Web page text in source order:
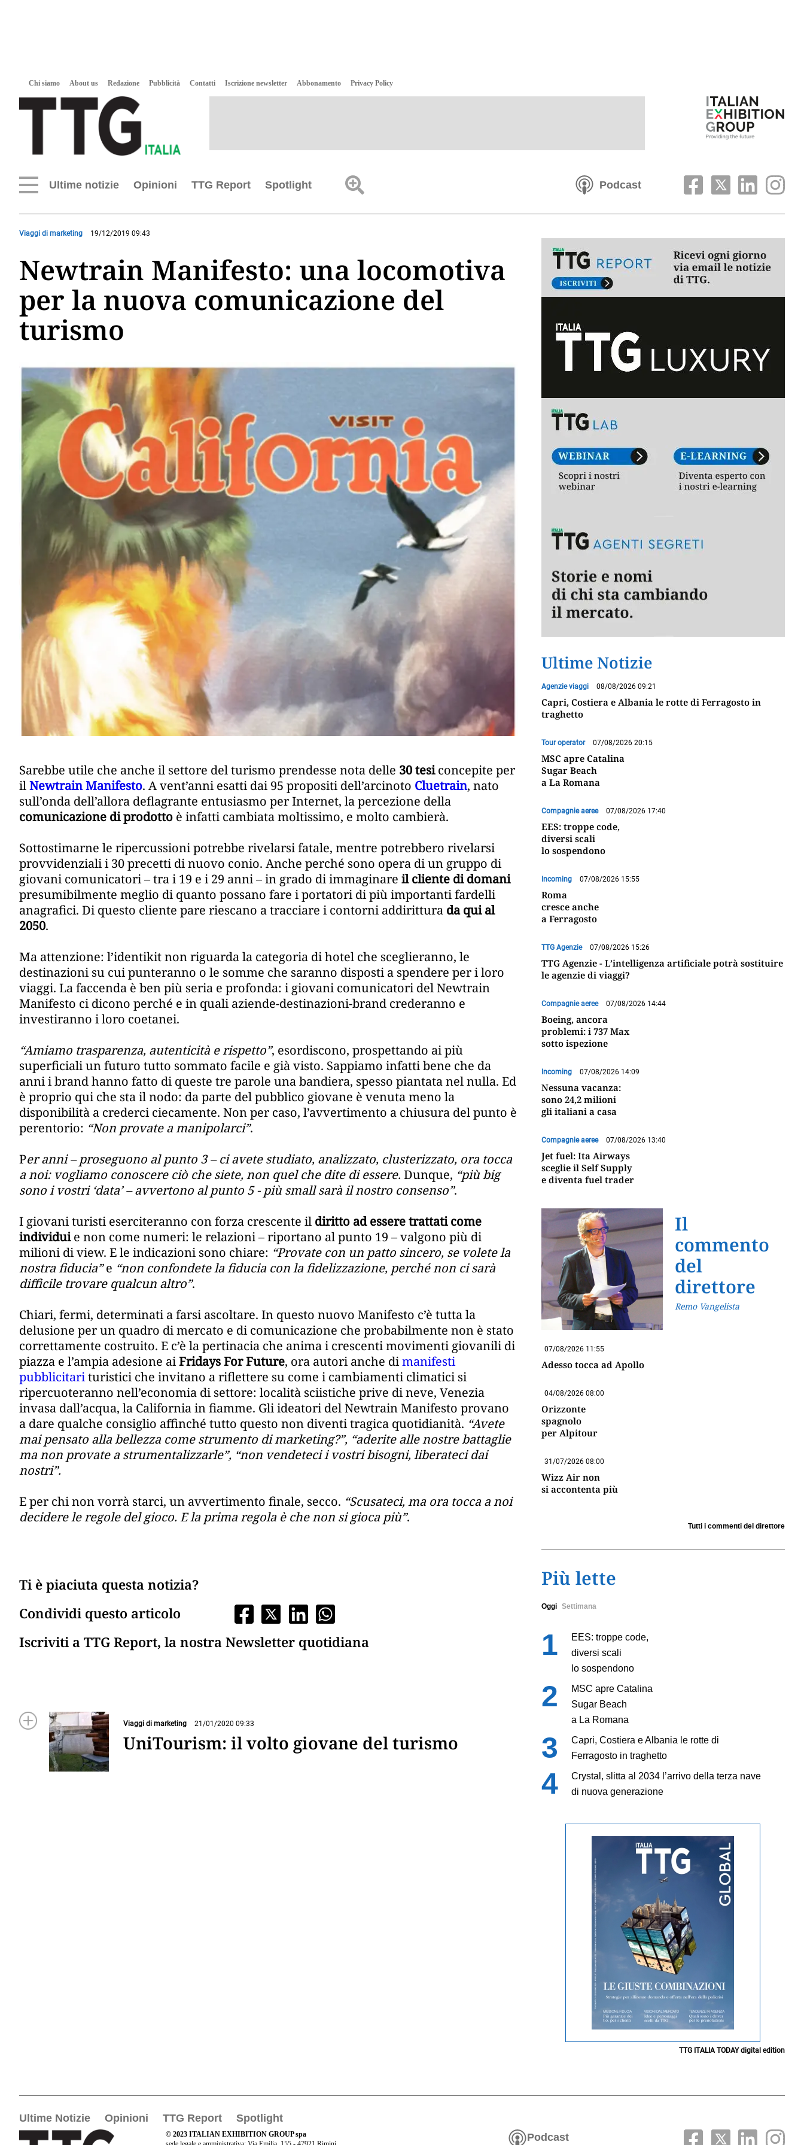
Chi siamo About us Redazione Pubblicità Contatti Iscrizione newsletter Abbonamento Privacy Policy
Ultime notizie Opinioni TTG Report Spotlight Podcast
Viaggi di marketing 19/12/2019 09:43
Newtrain Manifesto: una locomotiva
per la nuova comunicazione del
turismo
Sarebbe utile che anche il settore del turismo prendesse nota delle 30 tesiconcepite per
ilNewtrain Manifesto. A vent’anni esatti dai 95 propositi dell’arcinoto Cluetrain, nato
sull’onda dell’allora deflagrante entusiasmo per Internet, la percezione della
comunicazione di prodotto è infatti cambiata moltissimo, e molto cambierà.
Sottostimarne le ripercussioni potrebbe rivelarsi fatale, mentre potrebbero rivelarsi
provvidenziali i 30 precetti di nuovo conio. Anche perché sono opera di un gruppo di
giovani comunicatori – tra i 19 e i 29 anni – in grado di immaginare il cliente di domani
presumibilmente meglio di quanto possano fare i portatori di più importanti fardelli
anagrafici. Di questo cliente pare riescano a tracciare i contorni addirittura da qui al
2050.
Ma attenzione: l’identikit non riguarda la categoria di hotel che sceglieranno, le
destinazioni su cui punteranno o le somme che saranno disposti a spendere per i loro
viaggi. La faccenda è ben più seria e profonda: i giovani comunicatori del Newtrain
Manifesto ci dicono perché e in quali aziende-destinazioni-brand crederanno e
investiranno i loro coetanei.
“Amiamo trasparenza, autenticità e rispetto”, esordiscono, prospettando ai più
superficiali un futuro tutto sommato facile e già visto. Sappiamo infatti bene che da
anni i brand hanno fatto di queste tre parole una bandiera, spesso piantata nel nulla. Ed
è proprio qui che sta il nodo: da parte del pubblico giovane è venuta meno la
disponibilità a crederci ciecamente. Non per caso, l’avvertimento a chiusura del punto è
perentorio: “Non provate a manipolarci”.
Per anni – proseguono al punto 3 – ci avete studiato, analizzato, clusterizzato, ora tocca
a noi: vogliamo conoscere ciò che siete, non quel che dite di essere. Dunque, “più big
sono i vostri ‘data’ – avvertono al punto 5 - più small sarà il nostro consenso”.
I giovani turisti eserciteranno con forza crescente il diritto ad essere trattati come
individuie non come numeri: le relazioni – riportano al punto 19 – valgono più di
milioni di view. E le indicazioni sono chiare: “Provate con un patto sincero, se volete la
nostra fiducia”e “non confondete la fiducia con la fidelizzazione, perché non ci sarà
difficile trovare qualcun altro”.
Chiari, fermi, determinati a farsi ascoltare. In questo nuovo Manifesto c’è tutta la
delusione per un quadro di mercato e di comunicazione che probabilmente non è stato
correttamente costruito. E c’è la pertinacia che anima i crescenti movimenti giovanili di
piazza e l’ampia adesione aiFridays For Future, ora autori anche dimanifesti
pubblicitarituristici che invitano a riflettere su come i cambiamenti climatici si
ripercuoteranno nell’economia di settore: località sciistiche prive di neve, Venezia
invasa dall’acqua, la California in fiamme. Gli ideatori del Newtrain Manifesto provano
a dare qualche consiglio affinché tutto questo non diventi tragica quotidianità. “Avete
mai pensato alla bellezza come strumento di marketing?”, “aderite alle nostre battaglie
ma non provate a strumentalizzarle”, “non vendeteci i vostri bisogni, liberateci dai
nostri”.
E per chi non vorrà starci, un avvertimento finale, secco. “Scusateci, ma ora tocca a noi
decidere le regole del gioco. E la prima regola è che non si gioca più”.
Ti è piaciuta questa notizia?
Condividi questo articolo
Iscriviti a TTG Report, la nostra Newsletter quotidiana
Viaggi di marketing 21/01/2020 09:33
UniTourism: il volto giovane del turismo
Ultime Notizie
Agenzie viaggi 08/08/2026 09:21
Capri, Costiera e Albania le rotte di Ferragosto in
traghetto
Tour operator 07/08/2026 20:15
MSC apre Catalina
Sugar Beach
a La Romana
Compagnie aeree 07/08/2026 17:40
EES: troppe code,
diversi scali
lo sospendono
Incoming 07/08/2026 15:55
Roma
cresce anche
a Ferragosto
TTG Agenzie 07/08/2026 15:26
TTG Agenzie - L’intelligenza artificiale potrà sostituire
le agenzie di viaggi?
Compagnie aeree 07/08/2026 14:44
Boeing, ancora
problemi: i 737 Max
sotto ispezione
Incoming 07/08/2026 14:09
Nessuna vacanza:
sono 24,2 milioni
gli italiani a casa
Compagnie aeree 07/08/2026 13:40
Jet fuel: Ita Airways
sceglie il Self Supply
e diventa fuel trader
Il
commento
del
direttore
Remo Vangelista
07/08/2026 11:55
Adesso tocca ad Apollo
04/08/2026 08:00
Orizzonte
spagnolo
per Alpitour
31/07/2026 08:00
Wizz Air non
si accontenta più
Tutti i commenti del direttore
Più lette
Oggi Settimana
EES: troppe code,
diversi scali
lo sospendono
MSC apre Catalina
Sugar Beach
a La Romana
Capri, Costiera e Albania le rotte di
Ferragosto in traghetto
Crystal, slitta al 2034 l’arrivo della terza nave
di nuova generazione
TTG ITALIA TODAY digital edition
Ultime Notizie Opinioni TTG Report Spotlight
© 2023 ITALIAN EXHIBITION GROUP spa
Podcast